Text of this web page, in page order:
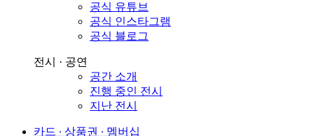
공식 유튜브
공식 인스타그램
공식 블로그
전시 · 공연
공간 소개
진행 중인 전시
지난 전시
카드 ∙ 상품권 ∙ 멤버십